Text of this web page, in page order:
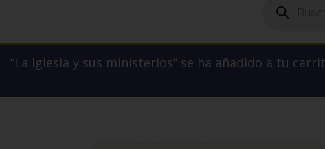
productos
“La Iglesia y sus ministerios” se ha añadido a tu